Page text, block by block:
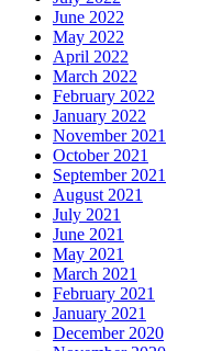
June 2022
May 2022
April 2022
March 2022
February 2022
January 2022
November 2021
October 2021
September 2021
August 2021
July 2021
June 2021
May 2021
March 2021
February 2021
January 2021
December 2020